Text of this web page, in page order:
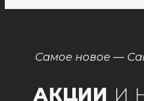
Самое новое —
АКЦИИ И